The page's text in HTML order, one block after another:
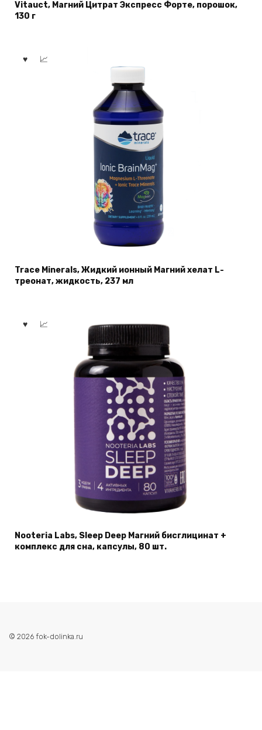
Vitauct, Магний Цитрат Экспресс Форте, порошок,
130 г
Trace Minerals, Жидкий ионный Магний хелат L-
треонат, жидкость, 237 мл
Nooteria Labs, Sleep Deep Магний бисглицинат +
комплекс для сна, капсулы, 80 шт.
© 2026 fok-dolinka.ru